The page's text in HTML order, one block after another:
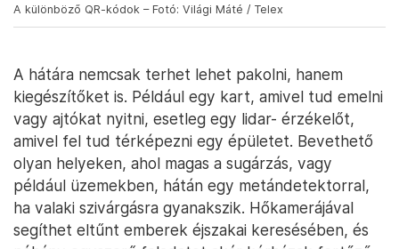
A különböző QR-kódok – Fotó: Világi Máté / Telex
A hátára nemcsak terhet lehet pakolni, hanem
kiegészítőket is. Például egy kart, amivel tud emelni
vagy ajtókat nyitni, esetleg egy lidar- érzékelőt,
amivel fel tud térképezni egy épületet. Bevethető
olyan helyeken, ahol magas a sugárzás, vagy
például üzemekben, hátán egy metándetektorral,
ha valaki szivárgásra gyanakszik. Hőkamerájával
segíthet eltűnt emberek éjszakai keresésében, és